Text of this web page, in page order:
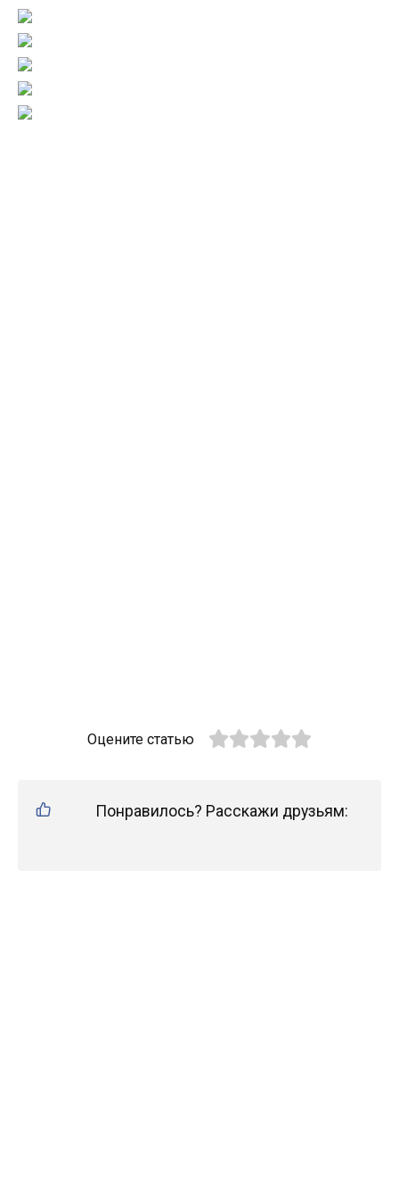
Оцените статью
Понравилось? Расскажи друзьям: